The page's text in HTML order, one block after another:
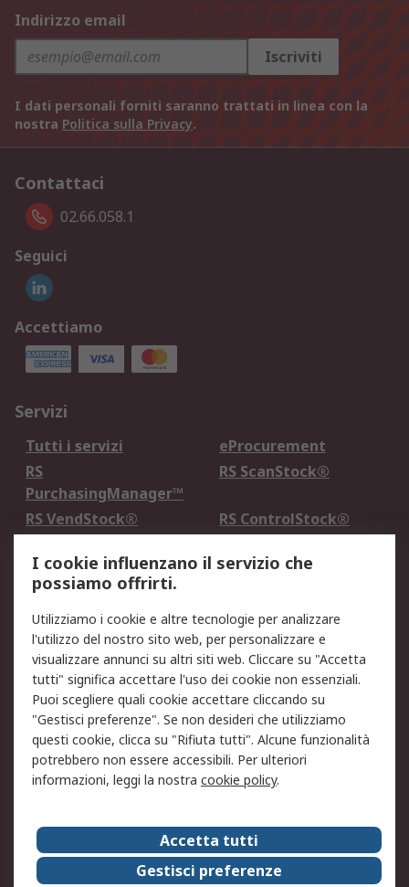
Indirizzo email
Iscriviti
I dati personali forniti saranno trattati in linea con la
nostra Politica sulla Privacy.
Contattaci
02.66.058.1
Seguici
Accettiamo
Servizi
Tutti i servizi
eProcurement
RS
PurchasingManager™
RS ScanStock®
RS VendStock®
RS ControlStock®
Legale
Informativa Cookie
Informativa Privacy -
Aggiornata
Email Security
Termini d'uso
Condizioni di vendita
Condizioni generali di
servizio
Etica e responsabilità
Chi Siamo
Chi Siamo
Contattaci
Supporto
ESG
Carriere
RS Group
I cookie influenzano il servizio che
possiamo offrirti.
Utilizziamo i cookie e altre tecnologie per analizzare
l'utilizzo del nostro sito web, per personalizzare e
visualizzare annunci su altri siti web. Cliccare su "Accetta
tutti" significa accettare l'uso dei cookie non essenziali.
Puoi scegliere quali cookie accettare cliccando su
"Gestisci preferenze". Se non desideri che utilizziamo
questi cookie, clicca su "Rifiuta tutti". Alcune funzionalità
potrebbero non essere accessibili. Per ulteriori
informazioni, leggi la nostra cookie policy.
Accetta tutti
Gestisci preferenze